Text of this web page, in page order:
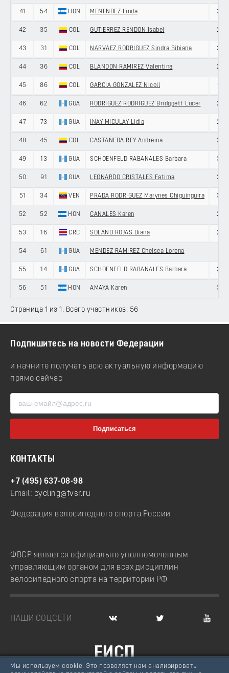
41 54 HON MENENDEZ Linda 20
42 35 COL GUTIERREZ RENDON Isabel 20
43 31 COL NARVAEZ RODRIGUEZ Sindra Bibiana 34
44 36 COL BLANDON RAMIREZ Valentina 23
45 86 COL GARCIA GONZALEZ Nicoll 19
46 62 GUA RODRIGUEZ RODRIGUEZ Bridggett Lucer 20
47 73 GUA INAY MICULAY Lidia 26
48 45 COL CASTAÑEDA REY Andreina 26
49 13 GUA SCHOENFELD RABANALES Barbara 30
50 91 GUA LEONARDO CRISTALES Fatima 20
51 34 VEN PRADA RODRIGUEZ Marynes Chiguinguira 30
52 52 HON CANALES Karen 28
53 16 CRC SOLANO ROJAS Diana 29
54 61 GUA MENDEZ RAMIREZ Chelsea Lorena 19
55 14 GUA SCHOENFELD RABANALES Barbara 30
56 51 HON AMAYA Karen 36
Страница 1 из 1. Всего участников: 56
Подпишитесь на новости Федерации
и начните получать всю актуальную информацию
прямо сейчас
КОНТАКТЫ
+7 (495) 637-08-98
Email: cycling@fvsr.ru
Федерация велосипедного спорта России
ФВСР является официально уполномоченным
управляющим органом для всех дисциплин
велосипедного спорта на территории РФ
НАШИ СОЦСЕТИ
ЕИСП
ВЕЛОСПОРТ РОССИИ
Мы используем cookie. Это позволяет нам анализировать